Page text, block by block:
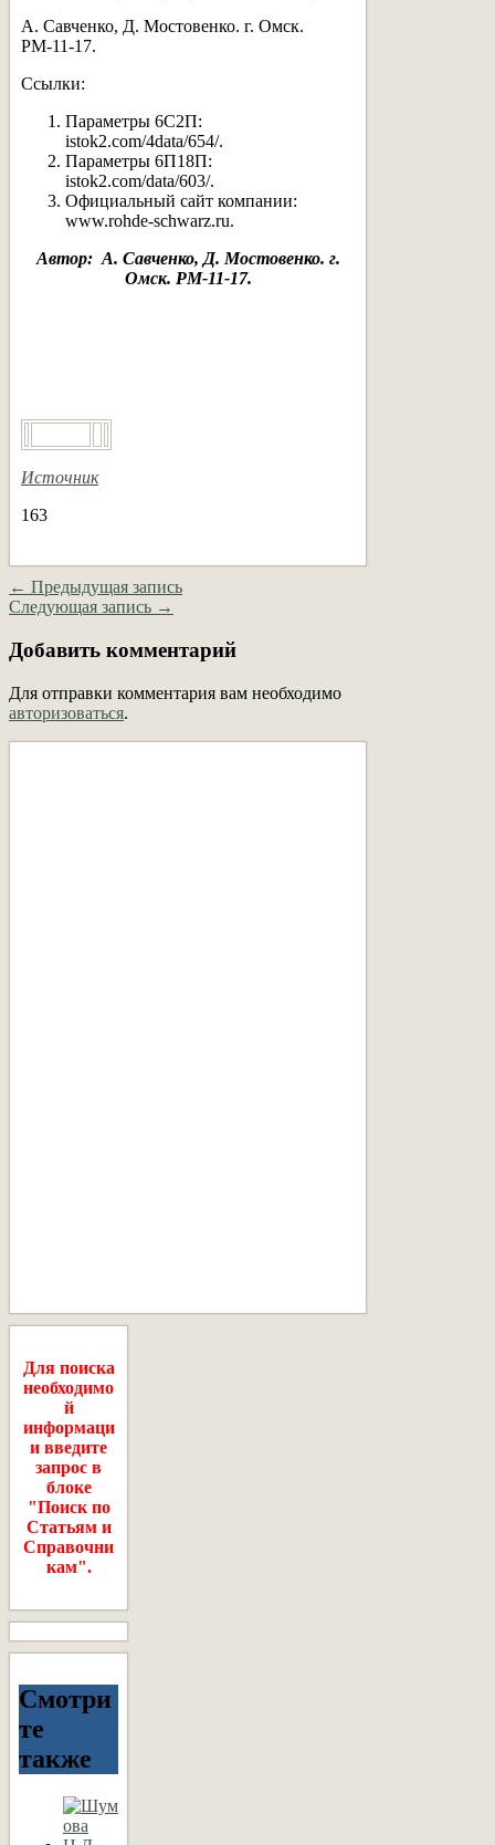
А. Савченко, Д. Мостовенко. г. Омск.
РМ-11-17.
Ссылки:
Параметры 6С2П:
istok2.com/4data/654/.
Параметры 6П18П:
istok2.com/data/603/.
Официальный сайт компании:
www.rohde-schwarz.ru.
Автор: А. Савченко, Д. Мостовенко. г.
Омск. РМ-11-17.
Источник
163
← Предыдущая запись
Следующая запись →
Добавить комментарий
Для отправки комментария вам необходимо
авторизоваться.
Для поиска
необходимо
й
информаци
и введите
запрос в
блоке
"Поиск по
Статьям и
Справочни
кам".
Смотри
те
также